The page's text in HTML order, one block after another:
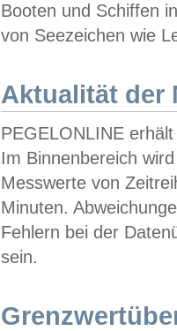
Booten und Schiffen
von Seezeichen wie
Aktualität der
PEGELONLINE
Im Binnenbereich
Messwerte von
Minuten.
Fehlern bei der
sein.